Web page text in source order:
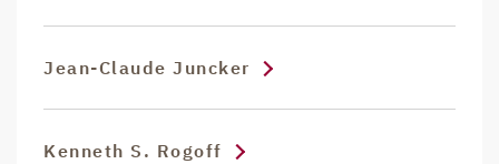
Jean-Claude Juncker
Kenneth S. Rogoff